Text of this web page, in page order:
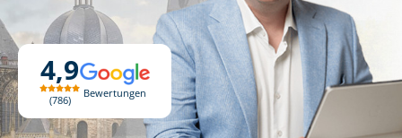
4,9
786
Bewertungen